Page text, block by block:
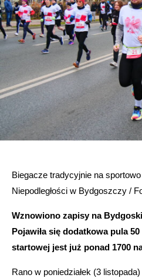
Biegacze tradycyjnie na
Niepodległości w Bydgoszczy /
Wznowiono zapisy na
Pojawiła się dodatkowa pula
startowej jest już ponad 1700
Rano w poniedziałek (3